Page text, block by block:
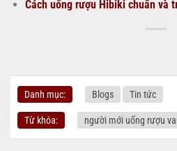
Cách uống rượu Hibiki chuẩn và
Danh mục: Blogs Tin tức
Từ khóa: người mới uống rượu